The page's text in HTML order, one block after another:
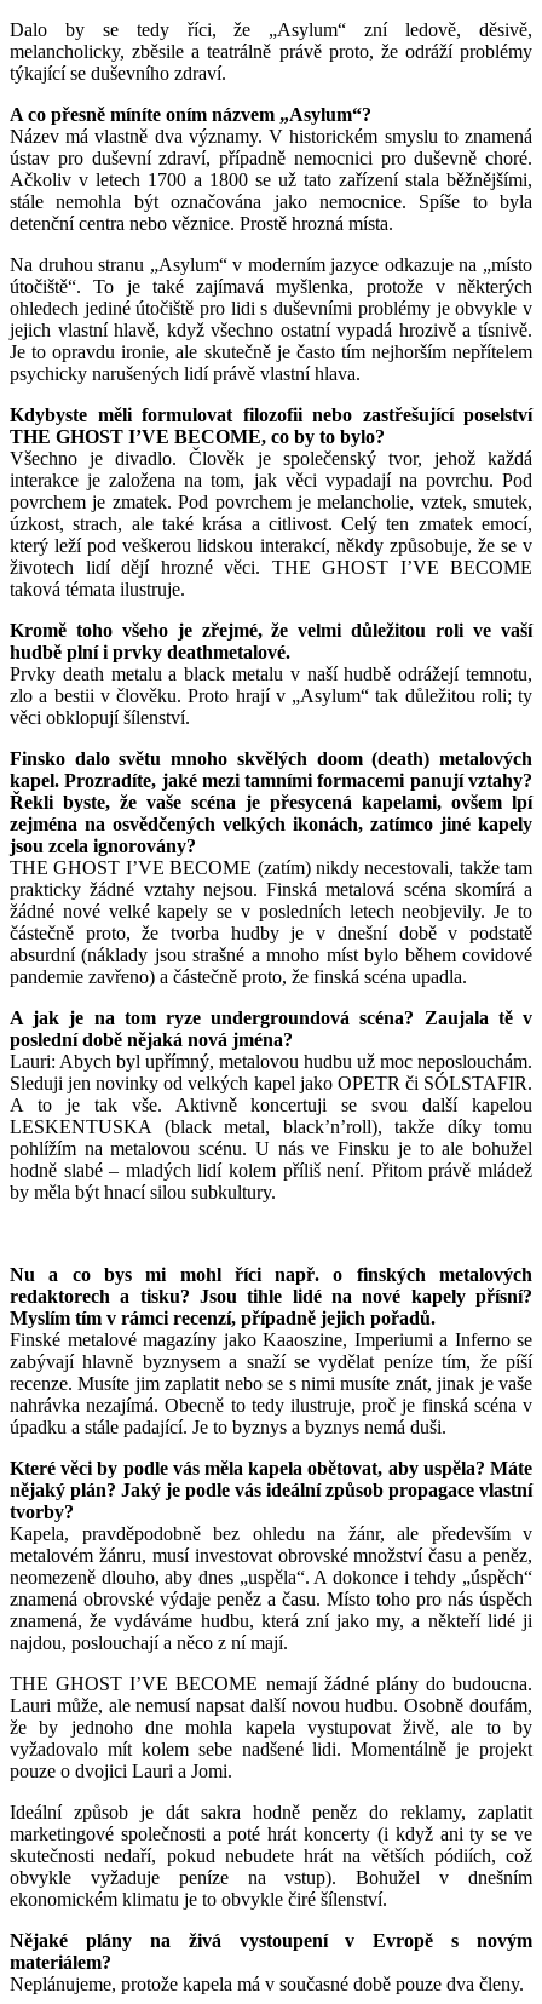
Dalo by se tedy říci, že „Asylum“ zní ledově, děsivě,
melancholicky, zběsile a teatrálně právě proto, že odráží problémy
týkající se duševního zdraví.
A co přesně míníte oním názvem „Asylum“?
Název má vlastně dva významy. V historickém smyslu to znamená
ústav pro duševní zdraví, případně nemocnici pro duševně choré.
Ačkoliv v letech 1700 a 1800 se už tato zařízení stala běžnějšími,
stále nemohla být označována jako nemocnice. Spíše to byla
detenční centra nebo věznice. Prostě hrozná místa.
Na druhou stranu „Asylum“ v moderním jazyce odkazuje na „místo
útočiště“. To je také zajímavá myšlenka, protože v některých
ohledech jediné útočiště pro lidi s duševními problémy je obvykle v
jejich vlastní hlavě, když všechno ostatní vypadá hrozivě a tísnivě.
Je to opravdu ironie, ale skutečně je často tím nejhorším nepřítelem
psychicky narušených lidí právě vlastní hlava.
Kdybyste měli formulovat filozofii nebo zastřešující poselství
THE GHOST I’VE BECOME, co by to bylo?
Všechno je divadlo. Člověk je společenský tvor, jehož každá
interakce je založena na tom, jak věci vypadají na povrchu. Pod
povrchem je zmatek. Pod povrchem je melancholie, vztek, smutek,
úzkost, strach, ale také krása a citlivost. Celý ten zmatek emocí,
který leží pod veškerou lidskou interakcí, někdy způsobuje, že se v
životech lidí dějí hrozné věci. THE GHOST I’VE BECOME
taková témata ilustruje.
Kromě toho všeho je zřejmé, že velmi důležitou roli ve vaší
hudbě plní i prvky deathmetalové.
Prvky death metalu a black metalu v naší hudbě odrážejí temnotu,
zlo a bestii v člověku. Proto hrají v „Asylum“ tak důležitou roli; ty
věci obklopují šílenství.
Finsko dalo světu mnoho skvělých doom (death) metalových
kapel. Prozradíte, jaké mezi tamními formacemi panují vztahy?
Řekli byste, že vaše scéna je přesycená kapelami, ovšem lpí
zejména na osvědčených velkých ikonách, zatímco jiné kapely
jsou zcela ignorovány?
THE GHOST I’VE BECOME (zatím) nikdy necestovali, takže tam
prakticky žádné vztahy nejsou. Finská metalová scéna skomírá a
žádné nové velké kapely se v posledních letech neobjevily. Je to
částečně proto, že tvorba hudby je v dnešní době v podstatě
absurdní (náklady jsou strašné a mnoho míst bylo během covidové
pandemie zavřeno) a částečně proto, že finská scéna upadla.
A jak je na tom ryze undergroundová scéna? Zaujala tě v
poslední době nějaká nová jména?
Lauri: Abych byl upřímný, metalovou hudbu už moc neposlouchám.
Sleduji jen novinky od velkých kapel jako OPETR či SÓLSTAFIR.
A to je tak vše. Aktivně koncertuji se svou další kapelou
LESKENTUSKA (black metal, black’n’roll), takže díky tomu
pohlížím na metalovou scénu. U nás ve Finsku je to ale bohužel
hodně slabé – mladých lidí kolem příliš není. Přitom právě mládež
by měla být hnací silou subkultury.
Nu a co bys mi mohl říci např. o finských metalových
redaktorech a tisku? Jsou tihle lidé na nové kapely přísní?
Myslím tím v rámci recenzí, případně jejich pořadů.
Finské metalové magazíny jako Kaaoszine, Imperiumi a Inferno se
zabývají hlavně byznysem a snaží se vydělat peníze tím, že píší
recenze. Musíte jim zaplatit nebo se s nimi musíte znát, jinak je vaše
nahrávka nezajímá. Obecně to tedy ilustruje, proč je finská scéna v
úpadku a stále padající. Je to byznys a byznys nemá duši.
Které věci by podle vás měla kapela obětovat, aby uspěla? Máte
nějaký plán? Jaký je podle vás ideální způsob propagace vlastní
tvorby?
Kapela, pravděpodobně bez ohledu na žánr, ale především v
metalovém žánru, musí investovat obrovské množství času a peněz,
neomezeně dlouho, aby dnes „uspěla“. A dokonce i tehdy „úspěch“
znamená obrovské výdaje peněz a času. Místo toho pro nás úspěch
znamená, že vydáváme hudbu, která zní jako my, a někteří lidé ji
najdou, poslouchají a něco z ní mají.
THE GHOST I’VE BECOME nemají žádné plány do budoucna.
Lauri může, ale nemusí napsat další novou hudbu. Osobně doufám,
že by jednoho dne mohla kapela vystupovat živě, ale to by
vyžadovalo mít kolem sebe nadšené lidi. Momentálně je projekt
pouze o dvojici Lauri a Jomi.
Ideální způsob je dát sakra hodně peněz do reklamy, zaplatit
marketingové společnosti a poté hrát koncerty (i když ani ty se ve
skutečnosti nedaří, pokud nebudete hrát na větších pódiích, což
obvykle vyžaduje peníze na vstup). Bohužel v dnešním
ekonomickém klimatu je to obvykle čiré šílenství.
Nějaké plány na živá vystoupení v Evropě s novým
materiálem?
Neplánujeme, protože kapela má v současné době pouze dva členy.